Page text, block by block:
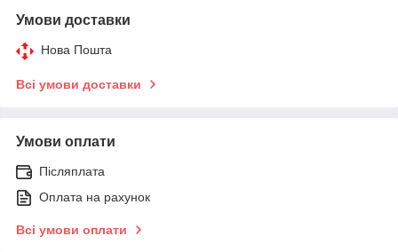
Умови доставки
Нова Пошта
Всі умови доставки
Умови оплати
Післяплата
Оплата на рахунок
Всі умови оплати